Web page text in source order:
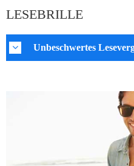
LESEBRILLE
Unbeschwertes